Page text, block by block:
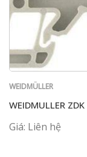
WEIDMÜLLER
WEIDMULLER
Giá: Liên hệ